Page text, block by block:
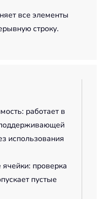
все элементы
строку.
работает в
использования
ячейки: проверка
пустые